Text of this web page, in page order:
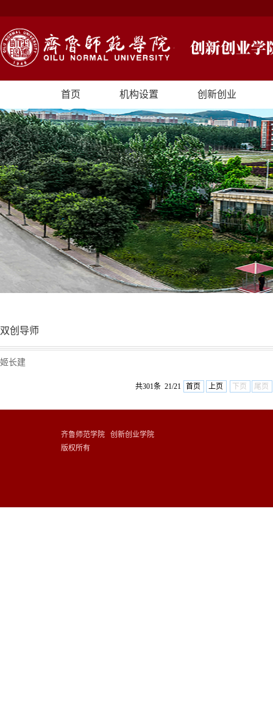
首页 机构设置 创新创业
双创导师
姬长建
共301条 21/21 首页 上页 下页 尾页
齐鲁师范学院 创新创业学院
版权所有